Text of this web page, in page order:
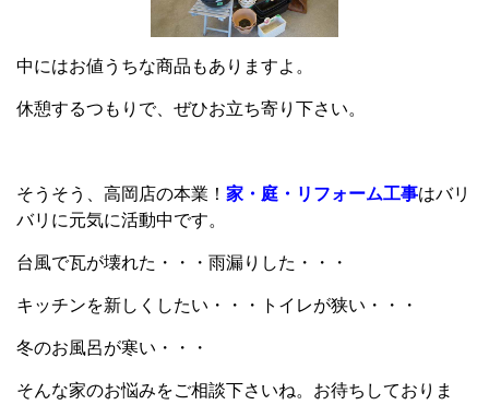
中にはお値うちな商品もありますよ。
休憩するつもりで、ぜひお立ち寄り下さい。
そうそう、高岡店の本業！ 家・庭・リフォーム工事はバリ
バリに元気に活動中です。
台風で瓦が壊れた・・・雨漏りした・・・
キッチンを新しくしたい・・・トイレが狭い・・・
冬のお風呂が寒い・・・
そんな家のお悩みをご相談下さいね。お待ちしておりま